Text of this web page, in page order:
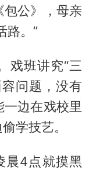
公》，母亲
路。”
戏班讲究“三
问题，没有
边在戏校里
学技艺。
晨4点就摸黑